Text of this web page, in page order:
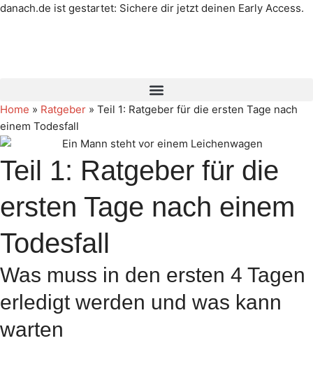
danach.de ist gestartet: Sichere dir jetzt deinen Early Access.
Home » Ratgeber » Teil 1: Ratgeber für die ersten Tage nach
einem Todesfall
Teil 1: Ratgeber für die
ersten Tage nach einem
Todesfall
Was muss in den ersten 4 Tagen
erledigt werden und was kann
warten